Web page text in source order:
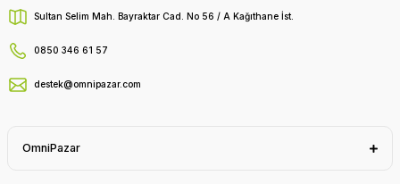
Sultan Selim Mah. Bayraktar Cad. No 56 / A Kağıthane İst.
0850 346 61 57
destek@omnipazar.com
OmniPazar